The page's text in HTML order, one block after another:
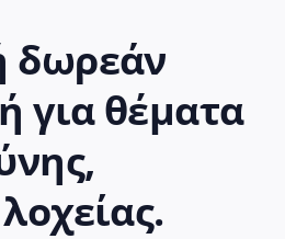
δωρεάν
για θέματα